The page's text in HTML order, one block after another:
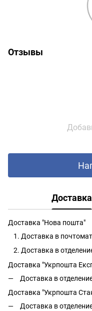
Отзывы
Доставка
Доставка "Нова пошта"
Доставка в
Доставка в
Доставка "Укрпошта
Доставка в
Доставка "Укрпошта
Доставка в